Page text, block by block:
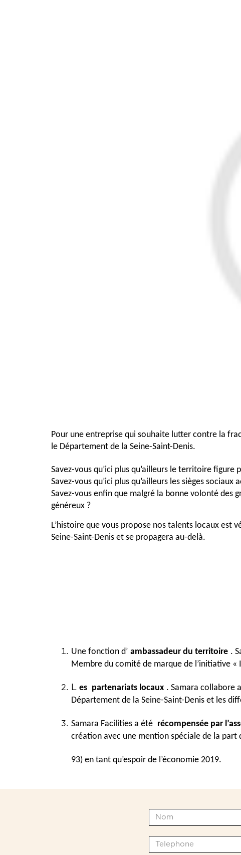
Pour une entreprise qui souhaite lutter contre la
le Département de la Seine-Saint-Denis.
Savez-vous qu’ici plus qu’ailleurs le territoire figure
Savez-vous qu’ici plus qu’ailleurs les sièges
Savez-vous enfin que malgré la bonne volonté des
généreux ?
L’histoire que vous propose nos talents locaux est
Seine-Saint-Denis et se propagera au-delà.
Une fonction d’ ambassadeur du territoire .
Membre du comité de marque de l’initiative «
L es partenariats locaux . Samara collabore
Département de la Seine-Saint-Denis et les
Samara Facilities a été récompensée par
création avec une mention spéciale de la part
93) en tant qu’espoir de l’économie 2019.